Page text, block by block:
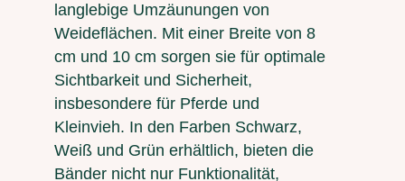
langlebige Umzäunungen von
Weideflächen. Mit einer Breite von 8
cm und 10 cm sorgen sie für optimale
Sichtbarkeit und Sicherheit,
insbesondere für Pferde und
Kleinvieh. In den Farben Schwarz,
Weiß und Grün erhältlich, bieten die
Bänder nicht nur Funktionalität,